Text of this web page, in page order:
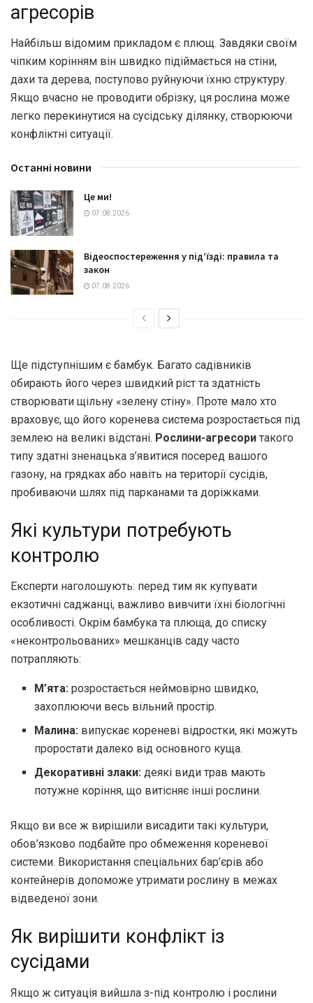
агресорів
Найбільш відомим прикладом є плющ. Завдяки своїм
чіпким корінням він швидко підіймається на стіни,
дахи та дерева, поступово руйнуючи їхню структуру.
Якщо вчасно не проводити обрізку, ця рослина може
легко перекинутися на сусідську ділянку, створюючи
конфліктні ситуації.
Останні новини
Це ми!
07.08.2026
Відеоспостереження у під’їзді: правила та
закон
07.08.2026
Ще підступнішим є бамбук. Багато садівників
обирають його через швидкий ріст та здатність
створювати щільну «зелену стіну». Проте мало хто
враховує, що його коренева система розростається під
землею на великі відстані. Рослини-агресори такого
типу здатні зненацька з’явитися посеред вашого
газону, на грядках або навіть на території сусідів,
пробиваючи шлях під парканами та доріжками.
Які культури потребують
контролю
Експерти наголошують: перед тим як купувати
екзотичні саджанці, важливо вивчити їхні біологічні
особливості. Окрім бамбука та плюща, до списку
«неконтрольованих» мешканців саду часто
потрапляють:
М’ята: розростається неймовірно швидко,
захоплюючи весь вільний простір.
Малина: випускає кореневі відростки, які можуть
проростати далеко від основного куща.
Декоративні злаки: деякі види трав мають
потужне коріння, що витісняє інші рослини.
Якщо ви все ж вирішили висадити такі культури,
обов’язково подбайте про обмеження кореневої
системи. Використання спеціальних бар’єрів або
контейнерів допоможе утримати рослину в межах
відведеної зони.
Як вирішити конфлікт із
сусідами
Якщо ж ситуація вийшла з-під контролю і рослини